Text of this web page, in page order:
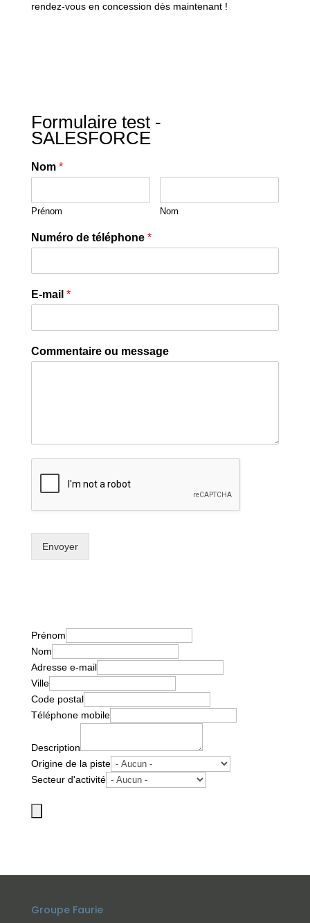
rendez-vous en concession dès maintenant !
Formulaire test -
SALESFORCE
Nom *
Prénom Nom
Numéro de téléphone *
E-mail *
Commentaire ou message
Envoyer
Prénom
Nom
Adresse e-mail
Ville
Code postal
Téléphone mobile
Description
Origine de la piste
Secteur d'activité
Groupe Faurie